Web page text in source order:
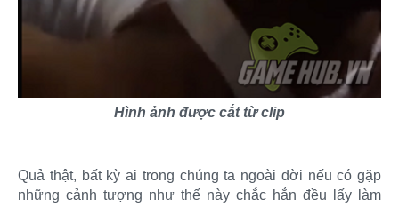
Hình ảnh được cắt từ clip
Quả thật, bất kỳ ai trong chúng ta ngoài đời nếu có gặp
những cảnh tượng như thế này chắc hẳn đều lấy làm